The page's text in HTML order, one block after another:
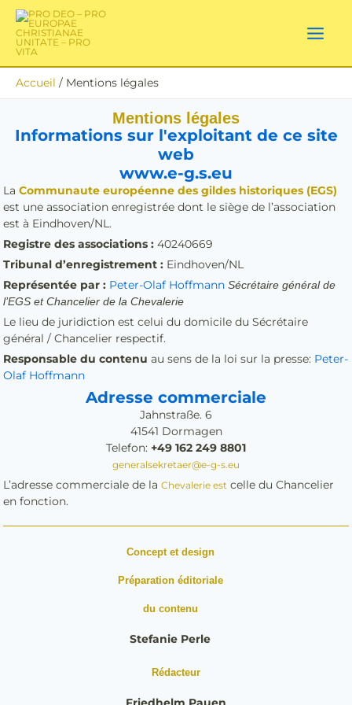
contenu
Accueil Mentions légales
Mentions légales
Informations sur l'exploitant de ce site
web
www.e-g.s.eu
La Communaute européenne des gildes historiques (EGS)
est une association enregistrée dont le siège de l’association
est à Eindhoven/NL.
Registre des associations : 40240669
Tribunal d’enregistrement : Eindhoven/NL
Représentée par : Peter-Olaf Hoffmann Sécrétaire général de
l’EGS et Chancelier de la Chevalerie
Le lieu de juridiction est celui du domicile du Sécrétaire
général / Chancelier respectif.
Responsable du contenu au sens de la loi sur la presse: Peter-
Olaf Hoffmann
Adresse commerciale
Jahnstraße. 6
41541 Dormagen
Telefon: +49 162 249 8801
generalsekretaer@e-g-s.eu
L’adresse commerciale de la Chevalerie est celle du Chancelier
en fonction.
Concept et design
Préparation éditoriale
du contenu
Stefanie Perle
Rédacteur